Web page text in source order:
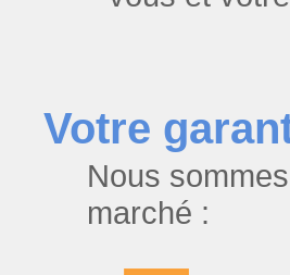
Votre
Nous
marché :